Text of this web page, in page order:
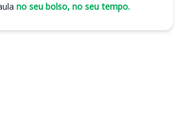
no seu bolso, no seu tempo.